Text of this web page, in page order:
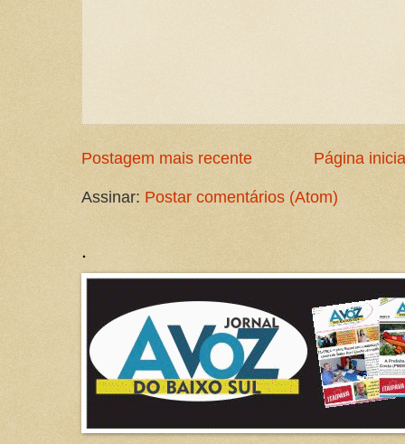
Postagem mais recente Página
Assinar: Postar comentários (Atom)
.